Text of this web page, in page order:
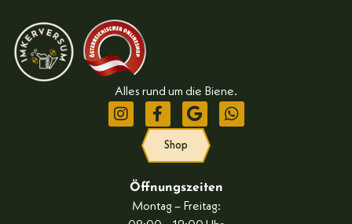
Alles rund um die Biene.
Shop
Öffnungszeiten
Montag – Freitag: